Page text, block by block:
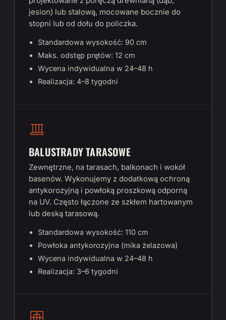
jesion) lub stalową, mocowane bocznie do
stopni lub od dołu do policzka.
Standardowa wysokość: 90 cm
Maks. odstęp prętów: 12 cm
Wycena indywidualna w 24–48 h
Realizacja: 4–8 tygodni
BALUSTRADY TARASOWE
Zewnętrzne, na tarasach, balkonach i wokół
basenów. Wykonujemy z dodatkową ochroną
antykorozyjną i powłoką proszkową odporną
na UV. Często łączone ze szkłem hartowanym
lub deską tarasową.
Standardowa wysokość: 110 cm
Powłoka antykorozyjna (mika żelazowa)
Wycena indywidualna w 24–48 h
Realizacja: 3–6 tygodni